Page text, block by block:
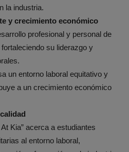
la industria.
y crecimiento económico
profesional y personal de
su liderazgo y
un entorno laboral equitativo y
a un crecimiento económico
Kia” acerca a estudiantes
al entorno laboral,